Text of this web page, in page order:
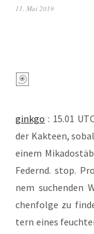
11. Mai 2019
gink­go : 15.01
der Kak­teen,
einem
Federnd. stop.
nem suchen­den
chen­fol­ge zu
tern eines